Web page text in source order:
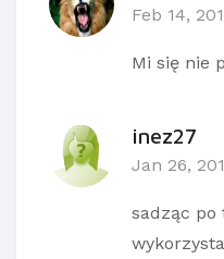
Feb 14,
Mi się nie
inez27
Jan 26,
sadząc po